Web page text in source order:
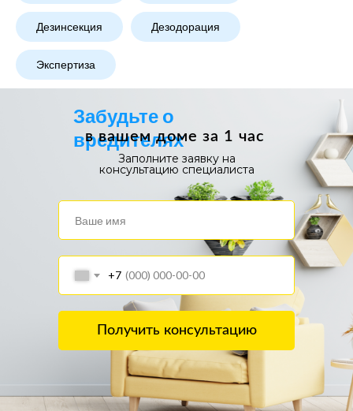
Дезинсекция Дезодорация
Экспертиза
Забудьте о
вредителях
в вашем доме за 1 час
Заполните заявку на
консультацию специалиста
+7
Получить консультацию